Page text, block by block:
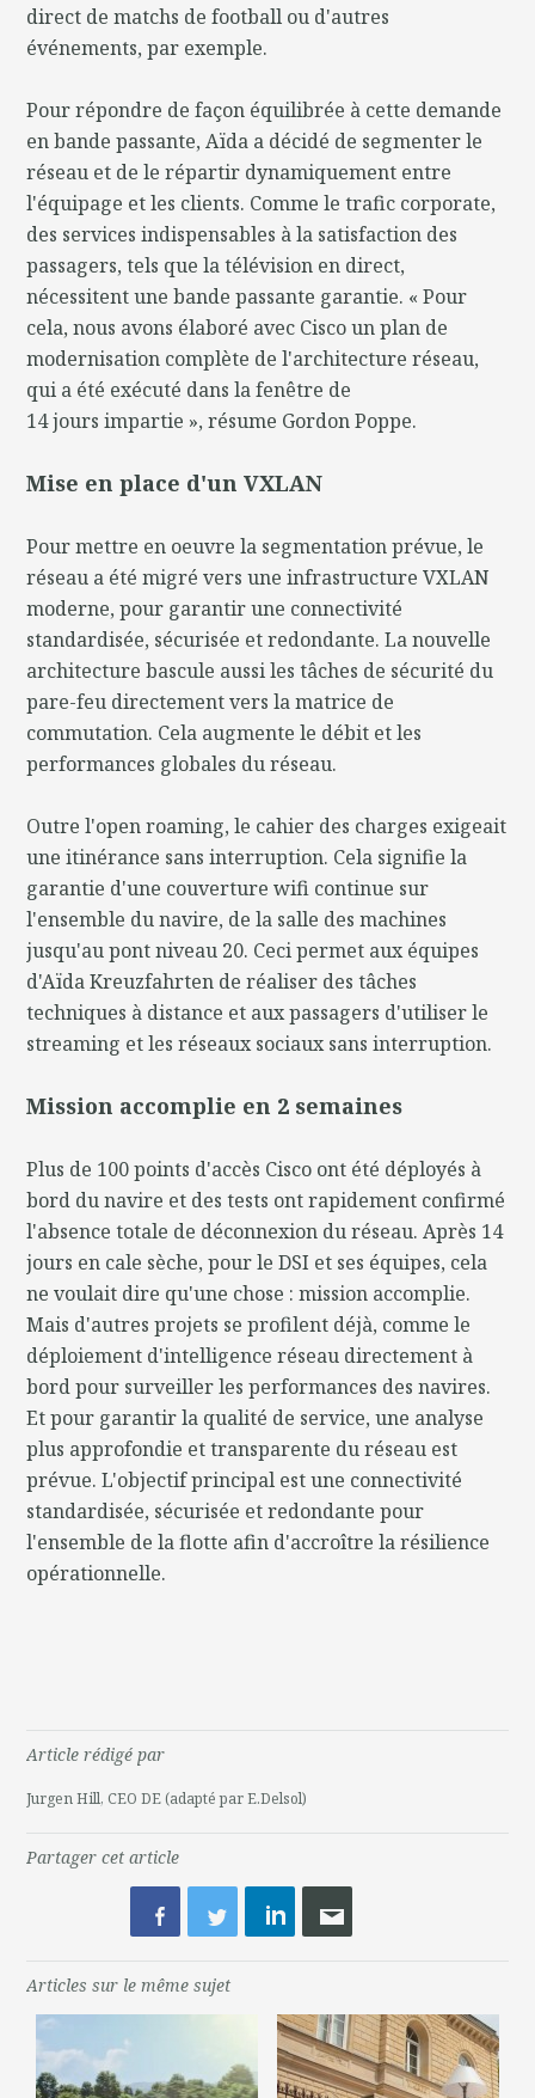
direct de matchs de football ou d'autres
événements, par exemple.
Pour répondre de façon équilibrée à cette demande
en bande passante, Aïda a décidé de segmenter le
réseau et de le répartir dynamiquement entre
l'équipage et les clients. Comme le trafic corporate,
des services indispensables à la satisfaction des
passagers, tels que la télévision en direct,
nécessitent une bande passante garantie. « Pour
cela, nous avons élaboré avec Cisco un plan de
modernisation complète de l'architecture réseau,
qui a été exécuté dans la fenêtre de
14 jours impartie », résume Gordon Poppe.
Mise en place d'un VXLAN
Pour mettre en oeuvre la segmentation prévue, le
réseau a été migré vers une infrastructure VXLAN
moderne, pour garantir une connectivité
standardisée, sécurisée et redondante. La nouvelle
architecture bascule aussi les tâches de sécurité du
pare-feu directement vers la matrice de
commutation. Cela augmente le débit et les
performances globales du réseau.
Outre l'open roaming, le cahier des charges exigeait
une itinérance sans interruption. Cela signifie la
garantie d'une couverture wifi continue sur
l'ensemble du navire, de la salle des machines
jusqu'au pont niveau 20. Ceci permet aux équipes
d'Aïda Kreuzfahrten de réaliser des tâches
techniques à distance et aux passagers d'utiliser le
streaming et les réseaux sociaux sans interruption.
Mission accomplie en 2 semaines
Plus de 100 points d'accès Cisco ont été déployés à
bord du navire et des tests ont rapidement confirmé
l'absence totale de déconnexion du réseau. Après 14
jours en cale sèche, pour le DSI et ses équipes, cela
ne voulait dire qu'une chose : mission accomplie.
Mais d'autres projets se profilent déjà, comme le
déploiement d'intelligence réseau directement à
bord pour surveiller les performances des navires.
Et pour garantir la qualité de service, une analyse
plus approfondie et transparente du réseau est
prévue. L'objectif principal est une connectivité
standardisée, sécurisée et redondante pour
l'ensemble de la flotte afin d'accroître la résilience
opérationnelle.
Article rédigé par
Jurgen Hill, CEO DE (adapté par E.Delsol)
Partager cet article
Articles sur le même sujet